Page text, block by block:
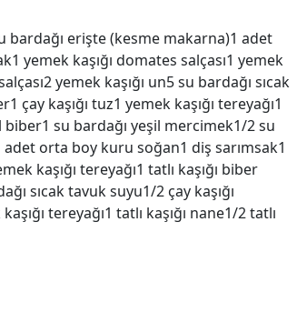
bardağı erişte (kesme makarna)1 adet
yemek kaşığı domates salçası1 yemek
yemek kaşığı un5 su bardağı sıcak
çay kaşığı tuz1 yemek kaşığı tereyağı1
biber1 su bardağı yeşil mercimek1/2 su
orta boy kuru soğan1 diş sarımsak1
kaşığı tereyağı1 tatlı kaşığı biber
sıcak tavuk suyu1/2 çay kaşığı
tereyağı1 tatlı kaşığı nane1/2 tatlı